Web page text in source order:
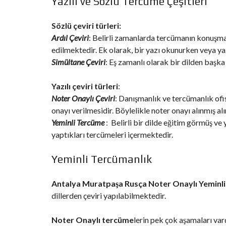
Sözlü çeviri türleri:
Ardıl Çeviri: Belirli zamanlarda tercümanın
edilmektedir. Ek olarak, bir yazı okunurken veya
Simültane Çeviri: Eş zamanlı olarak bir dilden
Yazılı çeviri türleri:
Noter Onaylı Çeviri: Danışmanlık ve tercümanlık
onayı verilmesidir. Böylelikle noter onayı alınmış
Yeminli Tercüme: Belirli bir dilde eğitim görmüş ve
yaptıkları tercümeleri içermektedir.
Yeminli Tercümanlık
Antalya Muratpaşa Rusça Noter Onaylı
dillerden çeviri yapılabilmektedir.
Noter Onaylı tercümelerin pek çok aşamaları